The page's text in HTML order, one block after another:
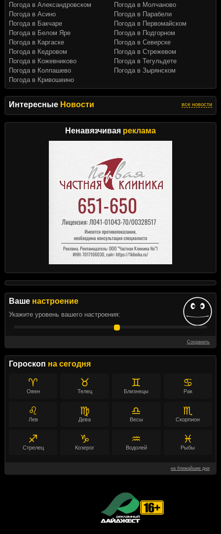
Интересные Новости все новости
Ненавязчивая реклама
Ваше настроение
Укажите уровень вашего настроения:
Сохранить
Гороскоп на сегодня
♈
Овен
♉
Телец
♊
Близнецы
♋
Рак
♌
Лев
♍
Дева
♎
Весы
♏
Скорпион
♐
Стрелец
♑
Козерог
♒
Водолей
♓
Рыбы
на ближайшие дни
Погода в Александровском
Погода в Асино
Погода в Бакчаре
Погода в Белом Яре
Погода в Каргаске
Погода в Кедровом
Погода в Кожевниково
Погода в Колпашево
Погода в Кривошеино
Погода в Молчаново
Погода в Парабели
Погода в Первомайском
Погода в Подгорном
Погода в Северске
Погода в Стрежевом
Погода в Тегульдете
Погода в Зырянском